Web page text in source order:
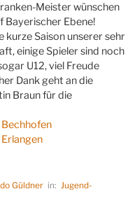
Meister wünschen
Bayerischer Ebene!
kurze Saison unserer sehr
einige Spieler sind noch
U12, viel Freude
Dank geht an die
Braun für die
Güldner in: Jugend-